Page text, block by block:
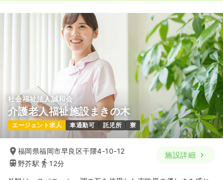
社会福祉法人誠和会
介護老人福祉施設まきの木
エージェント求人 車通勤可 託児所 寮
福岡県福岡市早良区干隈4-10-12
野芥駅
12分
施設詳細